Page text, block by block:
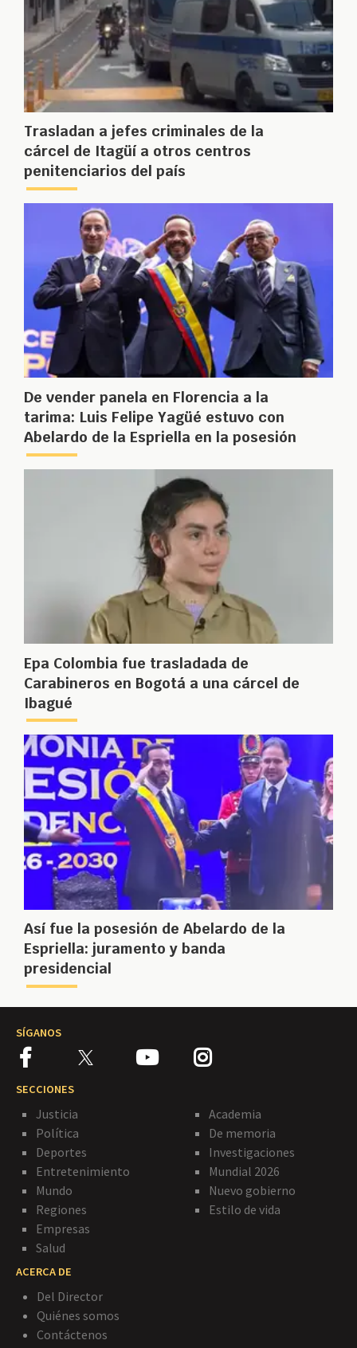
Trasladan a jefes criminales de la
cárcel de Itagüí a otros centros
penitenciarios del país
De vender panela en Florencia a la
tarima: Luis Felipe Yagüé estuvo con
Abelardo de la Espriella en la posesión
Epa Colombia fue trasladada de
Carabineros en Bogotá a una cárcel de
Ibagué
Así fue la posesión de Abelardo de la
Espriella: juramento y banda
presidencial
SÍGANOS
SECCIONES
Justicia
Política
Deportes
Entretenimiento
Mundo
Regiones
Empresas
Salud
Academia
De memoria
Investigaciones
Mundial 2026
Nuevo gobierno
Estilo de vida
ACERCA DE
Del Director
Quiénes somos
Contáctenos